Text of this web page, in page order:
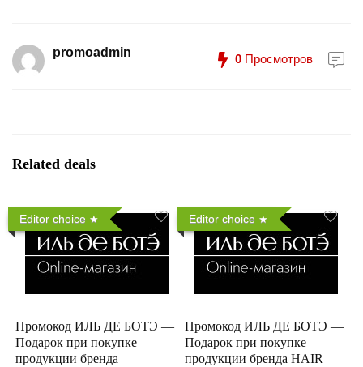
promoadmin 0 Просмотров
Related deals
Editor choice
Промокод ИЛЬ ДЕ БОТЭ —
Подарок при покупке
продукции бренда
Editor choice
Промокод ИЛЬ ДЕ БОТЭ —
Подарок при покупке
продукции бренда HAIR